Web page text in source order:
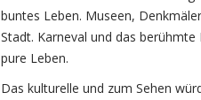
buntes Leben. Museen,
Stadt. Karneval und das
pure Leben.
Das kulturelle und zum Sehen